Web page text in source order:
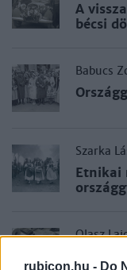
rubicon.hu - Do
A
bécsi
Babucs
Szarka
Etnikai
Olasz